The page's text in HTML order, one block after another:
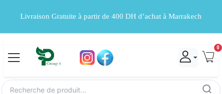
Livraison Gratuite à partir de 400 DH d’achat à Marrakech
0